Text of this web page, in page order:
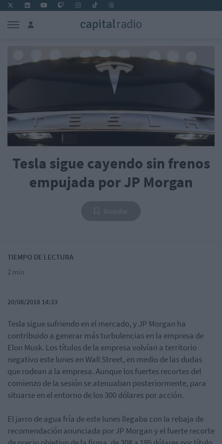
Tesla sigue cayendo sin frenos
empujada por JP Morgan
TIEMPO DE LECTURA
2 min
20/08/2018 14:33
Tesla sigue sufriendo en el mercado, y JP Morgan ha
contribuido a generar más turbulencias en la empresa de
Elon Musk. Los títulos de la empresa volvían a territorio
negativo este lunes en Wall Street, en medio de las dudas
que rodean a la empresa. Aunque los fuertes recortes del
comienzo de la sesión se atenuaban posteriormente, para
situarse en el entorno de los 300 dólares por acción.
El jarro de agua fría de este lunes llegaba con la rebaja de
recomendación anunciada por JP Morgan y el fuerte recorte